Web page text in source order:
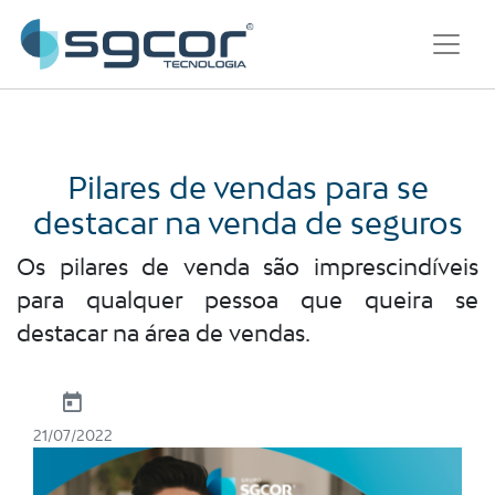
Pilares de vendas para se
destacar na venda de seguros
Os pilares de venda são imprescindíveis
para qualquer pessoa que queira se
destacar na área de vendas.
21/07/2022